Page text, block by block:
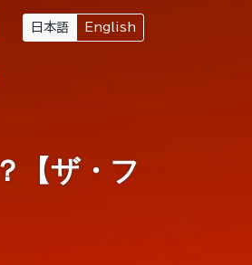
日本語 English
【ザ・フ